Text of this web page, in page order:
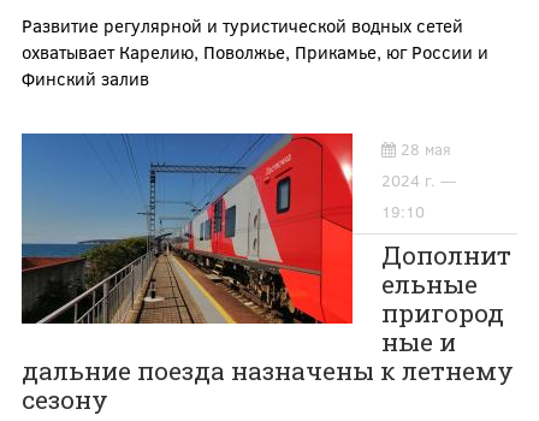
Развитие регулярной и туристической водных сетей
охватывает Карелию, Поволжье, Прикамье, юг России и
Финский залив
28 мая
2024 г. —
19:10
Дополнит
ельные
пригород
ные и
дальние поезда назначены к летнему
сезону